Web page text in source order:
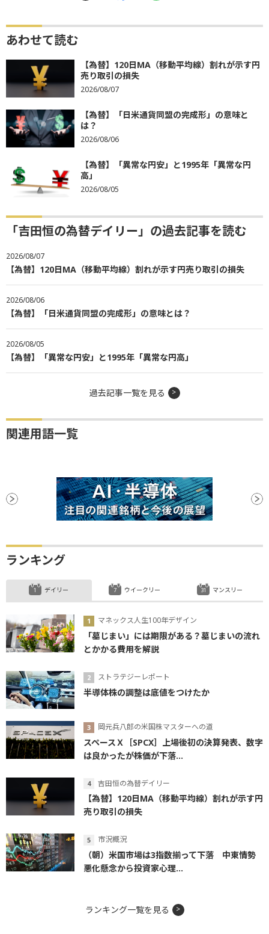
あわせて読む
【為替】120日MA（移動平均線）割れが示す円
売り取引の損失
2026/08/07
【為替】「日米通貨同盟の完成形」の意味と
は？
2026/08/06
【為替】「異常な円安」と1995年「異常な円
高」
2026/08/05
「吉田恒の為替デイリー」の過去記事を読む
2026/08/07
【為替】120日MA（移動平均線）割れが示す円売り取引の損失
2026/08/06
【為替】「日米通貨同盟の完成形」の意味とは？
2026/08/05
【為替】「異常な円安」と1995年「異常な円高」
過去記事一覧を見る
関連用語一覧
ランキング
デイリー
マネックス人生100年デザイン
「墓じまい」には期限がある？墓じまいの流れ
とかかる費用を解説
ストラテジーレポート
半導体株の調整は底値をつけたか
岡元兵八郎の米国株マスターへの道
スペースＸ［SPCX］上場後初の決算発表、数字
は良かったが株価が下落...
吉田恒の為替デイリー
【為替】120日MA（移動平均線）割れが示す円
売り取引の損失
市況概況
（朝）米国市場は3指数揃って下落 中東情勢
悪化懸念から投資家心理...
ウイークリー マンスリー
ランキング一覧を見る